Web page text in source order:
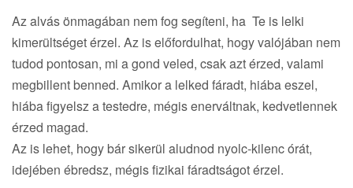
Az alvás önmagában nem fog segíteni, ha Te is lelki
kimerültséget érzel. Az is előfordulhat, hogy valójában nem
tudod pontosan, mi a gond veled, csak azt érzed, valami
megbillent benned. Amikor a lelked fáradt, hiába eszel,
hiába figyelsz a testedre, mégis enerváltnak, kedvetlennek
érzed magad.
Az is lehet, hogy bár sikerül aludnod nyolc-kilenc órát,
idejében ébredsz, mégis fizikai fáradtságot érzel.